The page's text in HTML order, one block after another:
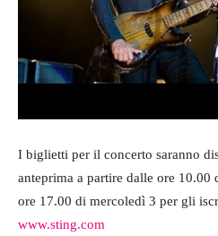
I biglietti per il concerto saranno
anteprima a partire dalle ore
ore 17.00 di mercoledì 3 per gli
www.sting.com